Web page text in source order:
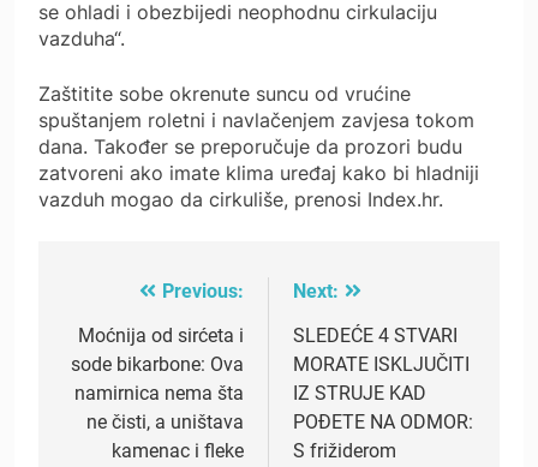
se ohladi i obezbijedi neophodnu cirkulaciju
vazduha“.
Zaštitite sobe okrenute suncu od vrućine
spuštanjem roletni i navlačenjem zavjesa tokom
dana. Također se preporučuje da prozori budu
zatvoreni ako imate klima uređaj kako bi hladniji
vazduh mogao da cirkuliše, prenosi Index.hr.
navigation
Previous:
Moćnija od sirćeta i
sode bikarbone: Ova
namirnica nema šta
ne čisti, a uništava
kamenac i fleke
Next:
SLEDEĆE 4 STVARI
MORATE ISKLJUČITI
IZ STRUJE KAD
POĐETE NA ODMOR:
S frižiderom